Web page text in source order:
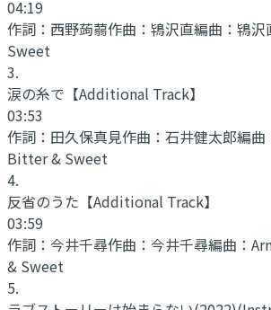
04:19
作詞： 西野蒟蒻作曲： 鴇沢直編曲： 鴇沢
Sweet
3.
涙の糸で 【Additional Track】
03:53
作詞： 田久保真見作曲： 石井健太郎編曲
Bitter & Sweet
4.
反省のうた 【Additional Track】
03:59
作詞： 今井千尋作曲： 今井千尋編曲：
& Sweet
5.